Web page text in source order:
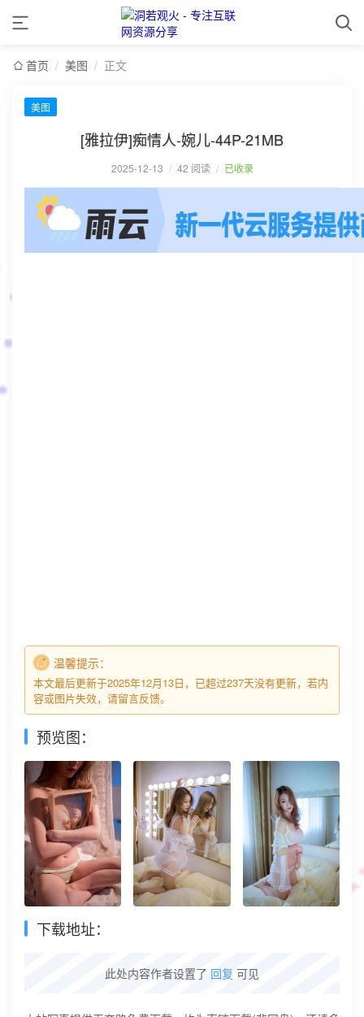
首页 / 美图 / 正文
美图
[雅拉伊]痴情人-婉儿-44P-21MB
2025-12-13 / 42 阅读 / 已收录
温馨提示：
本文最后更新于2025年12月13日，已超过237天没有更新，若内
容或图片失效，请留言反馈。
预览图：
下载地址：
此处内容作者设置了 回复 可见